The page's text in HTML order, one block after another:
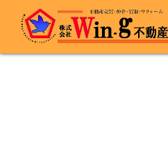
最終更新日:2024/03/10